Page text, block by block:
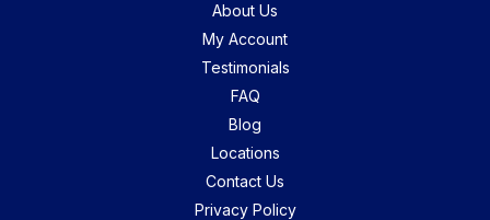
About Us
My Account
Testimonials
FAQ
Blog
Locations
Contact Us
Privacy Policy